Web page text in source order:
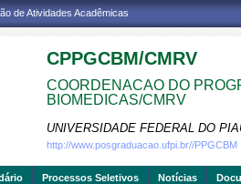
de Atividades Acadêmicas
CPPGCBM/CMRV
COORDENACAO DO
BIOMEDICAS/CMRV
UNIVERSIDADE FEDERAL DO
http://www.posgraduacao.ufpi.br//PPGCBM
Processos Seletivos Notícias